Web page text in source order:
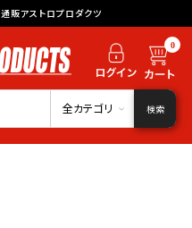
販アストロプロダクツ
0
全カテゴリ 検索